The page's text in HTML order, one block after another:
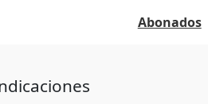
Abonados